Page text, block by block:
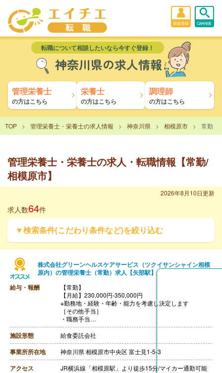
新規登録 Q&A検索
転職について相談したいなら今すぐ登録！
神奈川県の求人情報
管理栄養士
の方はこちら
栄養士
の方はこちら
調理師
の方はこちら
TOP 管理栄養士・栄養士の求人情報 神奈川県 相模原市 常勤
管理栄養士・栄養士の求人・転職情報【常勤/
相模原市】
2026年8月10日更新
求人数64件
▼検索条件(こだわり条件など)を絞り込む
株式会社グリーンヘルスケアサービス（ツクイサンシャイン相模
原内）の管理栄養士（常勤）求人【矢部駅】
給与・報酬
【常勤】
【月給】230,000円-350,000円
※勤務地・経験・年齢・能力を考慮し決定します
［その他手当］
・職務手当
・食事手当
・年末年始手当
【賞与】年2回（7月、12月）※会社業績、各個人実績に
応じて決定（前年度実績 2.00ヶ月/年）
【通勤手当】あり（全額支給）
【退職金】なし
施設形態 給食委託会社
事業所所在地 神奈川県 相模原市中央区 富士見1-5-3
アクセス JR横浜線「相模原駅」より徒歩15分/マイカー通勤可能